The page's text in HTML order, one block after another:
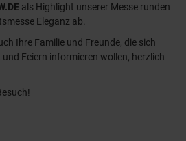
als Highlight unserer Messe runden
Eleganz ab.
Ihre Familie und Freunde, die sich
Feiern informieren wollen, herzlich